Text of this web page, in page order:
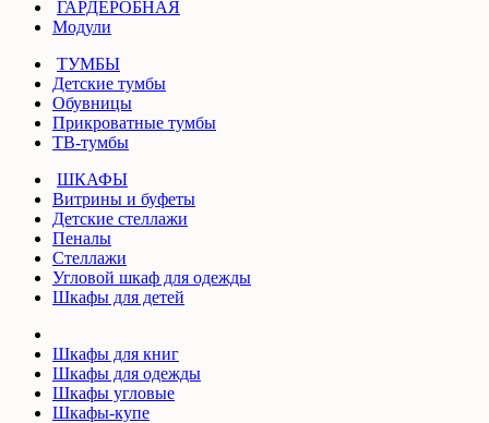
ГАРДЕРОБНАЯ
Модули
ТУМБЫ
Детские тумбы
Обувницы
Прикроватные тумбы
ТВ-тумбы
ШКАФЫ
Витрины и буфеты
Детские стеллажи
Пеналы
Стеллажи
Угловой шкаф для одежды
Шкафы для детей
Шкафы для книг
Шкафы для одежды
Шкафы угловые
Шкафы-купе